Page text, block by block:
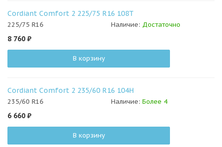
Cordiant Comfort 2 225/75 R16 108T
225/75 R16 Наличие: Достаточно
8 760 ₽
В корзину
Cordiant Comfort 2 235/60 R16 104H
235/60 R16 Наличие: Более 4
6 660 ₽
В корзину